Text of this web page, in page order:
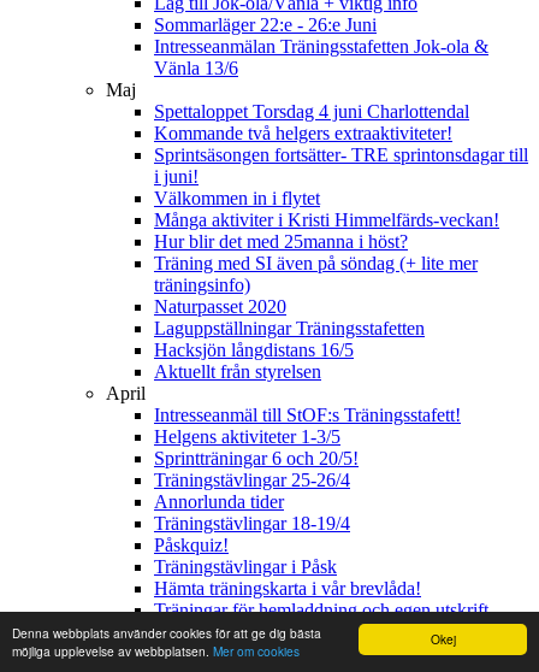
Okej
Denna webbplats använder cookies för att ge dig bästa
möjliga upplevelse av webbplatsen. Mer om cookies
Sommarläger 22:e - 26:e Juni
Intresseanmälan Träningsstafetten Jok-ola &
Vänla 13/6
Maj
Spettaloppet Torsdag 4 juni Charlottendal
Kommande två helgers extraaktiviteter!
Sprintsäsongen fortsätter- TRE sprintonsdagar till
i juni!
Välkommen in i flytet
Många aktiviter i Kristi Himmelfärds-veckan!
Hur blir det med 25manna i höst?
Träning med SI även på söndag (+ lite mer
träningsinfo)
Naturpasset 2020
Laguppställningar Träningsstafetten
Hacksjön långdistans 16/5
Aktuellt från styrelsen
April
Intresseanmäl till StOF:s Träningsstafett!
Helgens aktiviteter 1-3/5
Sprintträningar 6 och 20/5!
Träningstävlingar 25-26/4
Annorlunda tider
Träningstävlingar 18-19/4
Påskquiz!
Träningstävlingar i Påsk
Hämta träningskarta i vår brevlåda!
Träningar för hemladdning och egen utskrift
Huddinge Wild Camp söker ledare
Resultat träningstävling 5 april